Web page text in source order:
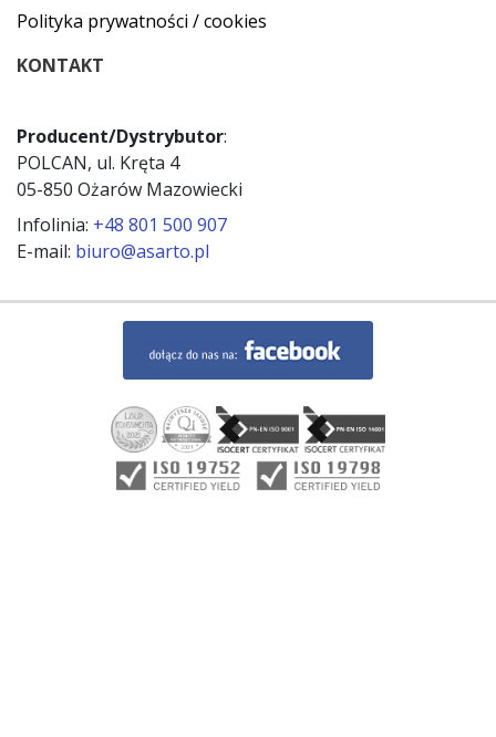
Polityka prywatności / cookies
KONTAKT
Producent/Dystrybutor:
POLCAN, ul. Kręta 4
05-850 Ożarów Mazowiecki
Infolinia: +48 801 500 907
E-mail: biuro@asarto.pl